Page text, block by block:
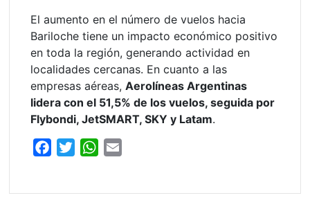
El aumento en el número de vuelos hacia
Bariloche tiene un impacto económico positivo
en toda la región, generando actividad en
localidades cercanas. En cuanto a las
empresas aéreas,Aerolíneas Argentinas
lidera con el 51,5% de los vuelos, seguida por
Flybondi, JetSMART, SKY y Latam.
W